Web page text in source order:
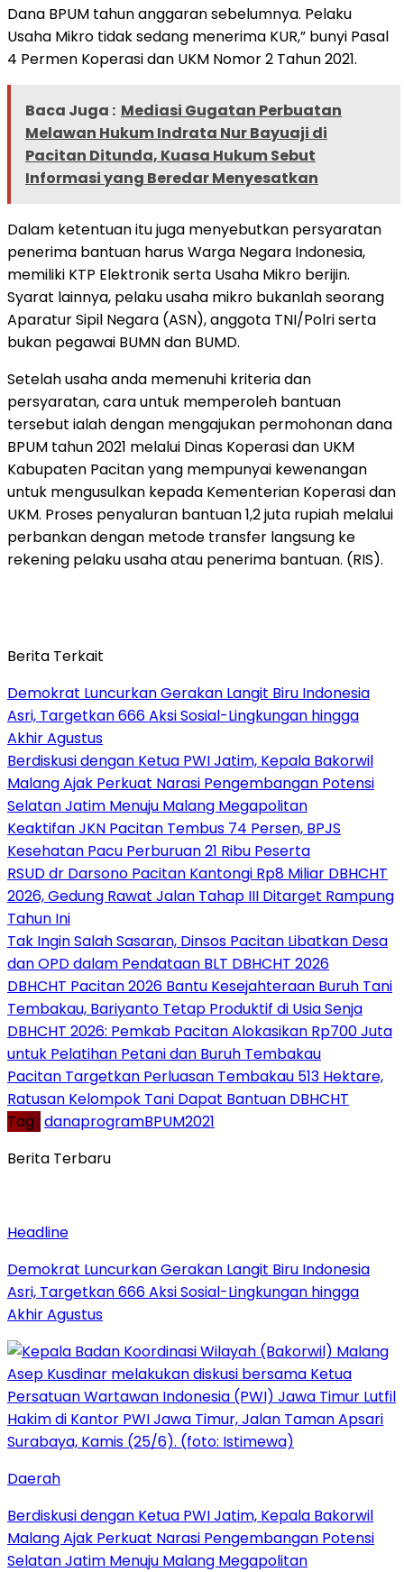
Dana BPUM tahun anggaran sebelumnya. Pelaku
Usaha Mikro tidak sedang menerima KUR,” bunyi Pasal
4 Permen Koperasi dan UKM Nomor 2 Tahun 2021.
Baca Juga : Mediasi Gugatan Perbuatan
Melawan Hukum Indrata Nur Bayuaji di
Pacitan Ditunda, Kuasa Hukum Sebut
Informasi yang Beredar Menyesatkan
Dalam ketentuan itu juga menyebutkan persyaratan
penerima bantuan harus Warga Negara Indonesia,
memiliki KTP Elektronik serta Usaha Mikro berijin.
Syarat lainnya, pelaku usaha mikro bukanlah seorang
Aparatur Sipil Negara (ASN), anggota TNI/Polri serta
bukan pegawai BUMN dan BUMD.
Setelah usaha anda memenuhi kriteria dan
persyaratan, cara untuk memperoleh bantuan
tersebut ialah dengan mengajukan permohonan dana
BPUM tahun 2021 melalui Dinas Koperasi dan UKM
Kabupaten Pacitan yang mempunyai kewenangan
untuk mengusulkan kepada Kementerian Koperasi dan
UKM. Proses penyaluran bantuan 1,2 juta rupiah melalui
perbankan dengan metode transfer langsung ke
rekening pelaku usaha atau penerima bantuan. (RIS).
Berita Terkait
Demokrat Luncurkan Gerakan Langit Biru Indonesia
Asri, Targetkan 666 Aksi Sosial-Lingkungan hingga
Akhir Agustus
Berdiskusi dengan Ketua PWI Jatim, Kepala Bakorwil
Malang Ajak Perkuat Narasi Pengembangan Potensi
Selatan Jatim Menuju Malang Megapolitan
Keaktifan JKN Pacitan Tembus 74 Persen, BPJS
Kesehatan Pacu Perburuan 21 Ribu Peserta
RSUD dr Darsono Pacitan Kantongi Rp8 Miliar DBHCHT
2026, Gedung Rawat Jalan Tahap III Ditarget Rampung
Tahun Ini
Tak Ingin Salah Sasaran, Dinsos Pacitan Libatkan Desa
dan OPD dalam Pendataan BLT DBHCHT 2026
DBHCHT Pacitan 2026 Bantu Kesejahteraan Buruh Tani
Tembakau, Bariyanto Tetap Produktif di Usia Senja
DBHCHT 2026: Pemkab Pacitan Alokasikan Rp700 Juta
untuk Pelatihan Petani dan Buruh Tembakau
Pacitan Targetkan Perluasan Tembakau 513 Hektare,
Ratusan Kelompok Tani Dapat Bantuan DBHCHT
Tag : danaprogramBPUM2021
Berita Terbaru
Headline
Demokrat Luncurkan Gerakan Langit Biru Indonesia
Asri, Targetkan 666 Aksi Sosial-Lingkungan hingga
Akhir Agustus
Daerah
Berdiskusi dengan Ketua PWI Jatim, Kepala Bakorwil
Malang Ajak Perkuat Narasi Pengembangan Potensi
Selatan Jatim Menuju Malang Megapolitan